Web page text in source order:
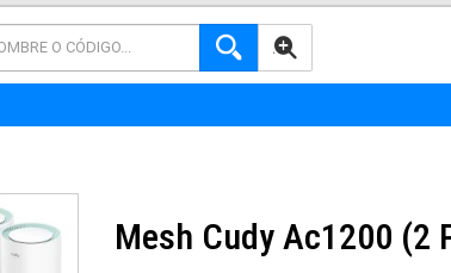
AVANZADA
Mesh Cudy Ac1200 (2